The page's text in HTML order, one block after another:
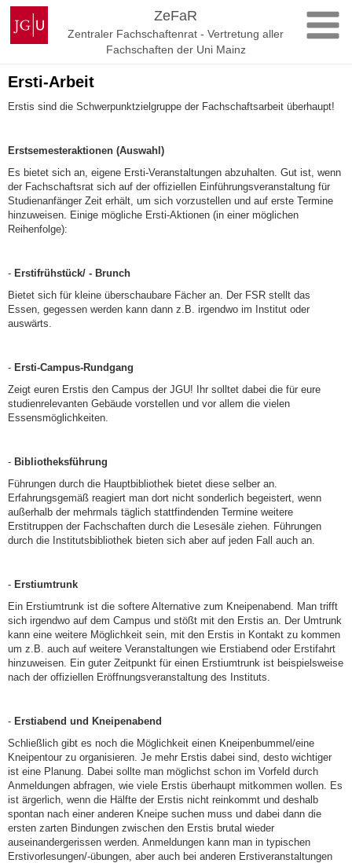
Zum
Inhalt
springen
Johannes
Gutenberg-
Universität
ZeFaR
Zentraler Fachschaftenrat - Vertretung aller
Fachschaften der Uni Mainz
Ersti-Arbeit
Erstis sind die Schwerpunktzielgruppe der Fachschaftsarbeit überhaupt!
Erstsemesteraktionen (Auswahl)
Es bietet sich an, eigene Ersti-Veranstaltungen abzuhalten. Gut ist, wenn
der Fachschaftsrat sich auf der offiziellen Einführungsveranstaltung für
Studienanfänger Zeit erhält, um sich vorzustellen und auf erste Termine
hinzuweisen. Einige mögliche Ersti-Aktionen (in einer möglichen
Reihenfolge):
- Erstifrühstück/ - Brunch
Bietet sich für kleine überschaubare Fächer an. Der FSR stellt das
Essen, gegessen werden kann dann z.B. irgendwo im Institut oder
auswärts.
- Ersti-Campus-Rundgang
Zeigt euren Erstis den Campus der JGU! Ihr solltet dabei die für eure
studienrelevanten Gebäude vorstellen und vor allem die vielen
Essensmöglichkeiten.
- Bibliotheksführung
Führungen durch die Hauptbibliothek bietet diese selber an.
Erfahrungsgemäß reagiert man dort nicht sonderlich begeistert, wenn
außerhalb der mehrmals täglich stattfindenden Termine weitere
Erstitruppen der Fachschaften durch die Lesesäle ziehen. Führungen
durch die Institutsbibliothek bieten sich aber auf jeden Fall auch an.
- Erstiumtrunk
Ein Erstiumtrunk ist die softere Alternative zum Kneipenabend. Man trifft
sich irgendwo auf dem Campus und stößt mit den Erstis an. Der Umtrunk
kann eine weitere Möglichkeit sein, mit den Erstis in Kontakt zu kommen
um z.B. auch auf weitere Veranstaltungen wie Erstiabend oder Erstifahrt
hinzuweisen. Ein guter Zeitpunkt für einen Erstiumtrunk ist beispielsweise
nach der offiziellen Eröffnungsveranstaltung des Instituts.
- Erstiabend und Kneipenabend
Schließlich gibt es noch die Möglichkeit einen Kneipenbummel/eine
Kneipentour zu organisieren. Je mehr Erstis dabei sind, desto wichtiger
ist eine Planung. Dabei sollte man möglichst schon im Vorfeld durch
Anmeldungen abfragen, wie viele Erstis überhaupt mitkommen wollen. Es
ist ärgerlich, wenn die Hälfte der Erstis nicht reinkommt und deshalb
spontan nach einer anderen Kneipe suchen muss und dabei dann die
ersten zarten Bindungen zwischen den Erstis brutal wieder
auseinandergerissen werden. Anmeldungen kann man in typischen
Erstivorlesungen/-übungen, aber auch bei anderen Erstiveranstaltungen